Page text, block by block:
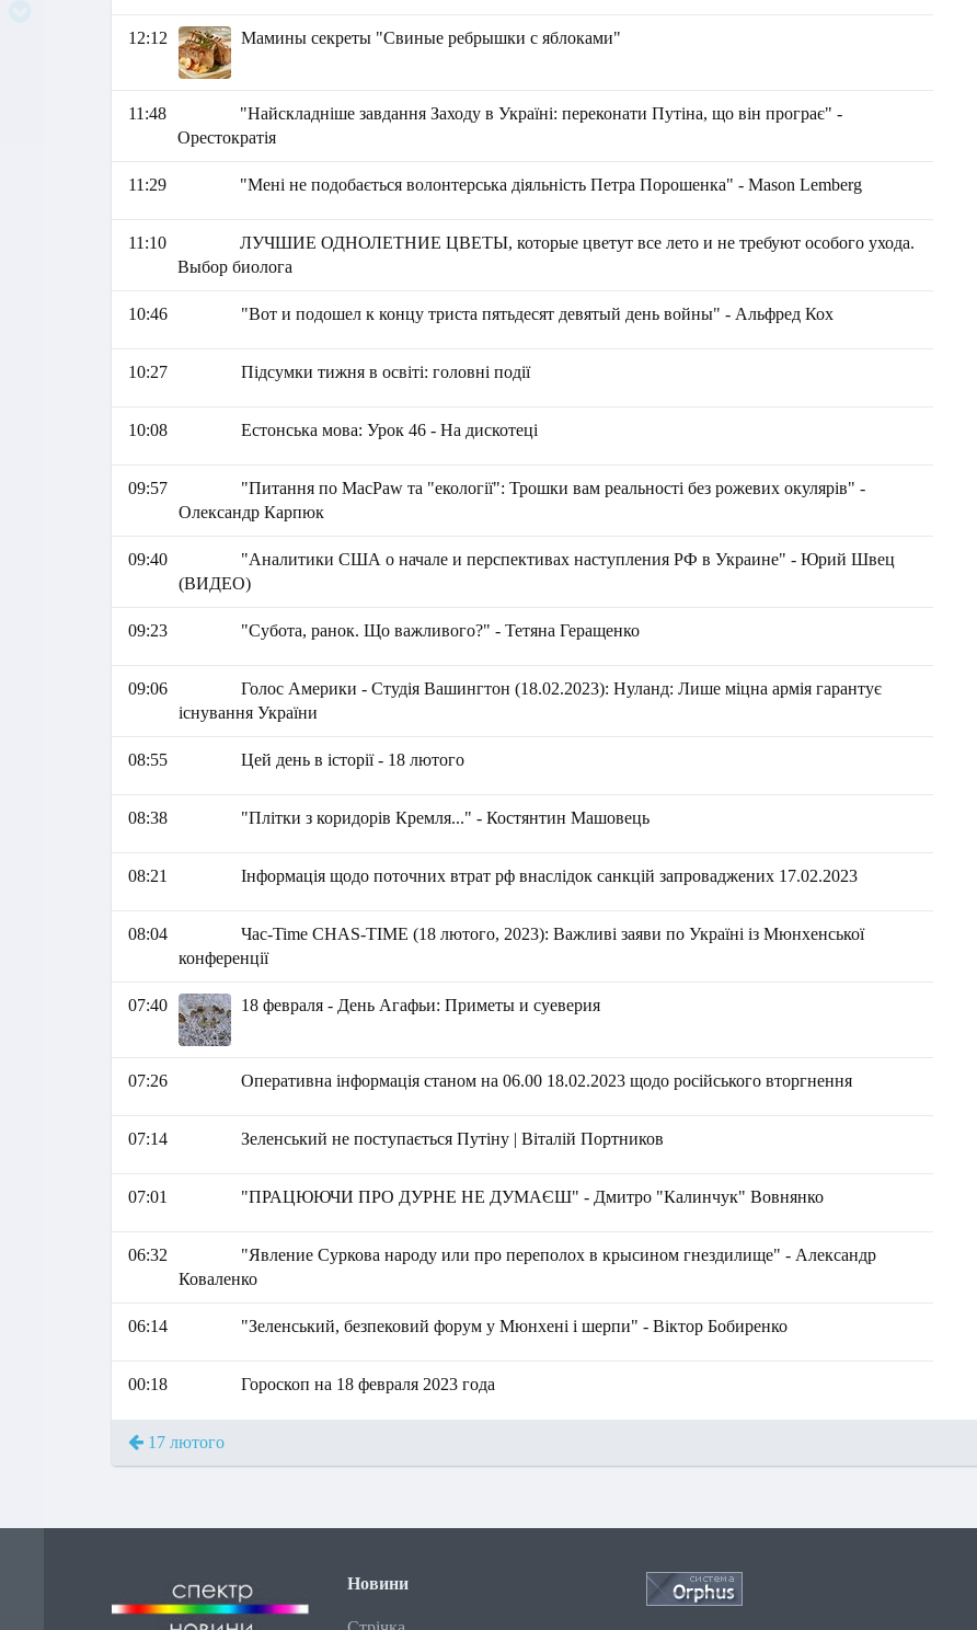
12:12 Мамины секреты "Свиные ребрышки с яблоками"
11:48
"Найскладніше завдання Заходу в Україні: переконати Путіна, що він програє" -
Орестократія
11:29 "Мені не подобається волонтерська діяльність Петра Порошенка" - Mason Lemberg
11:10
ЛУЧШИЕ ОДНОЛЕТНИЕ ЦВЕТЫ, которые цветут все лето и не требуют особого ухода.
Выбор биолога
10:46 "Вот и подошел к концу триста пятьдесят девятый день войны" - Альфред Кох
10:27 Підсумки тижня в освіті: головні події
10:08 Естонська мова: Урок 46 - На дискотеці
09:57
"Питання по MacPaw та "екології": Трошки вам реальності без рожевих окулярів" -
Олександр Карпюк
09:40
"Аналитики США о начале и перспективах наступления РФ в Украине" - Юрий Швец
(ВИДЕО)
09:23 "Субота, ранок. Що важливого?" - Тетяна Геращенко
09:06
Голос Америки - Студія Вашингтон (18.02.2023): Нуланд: Лише міцна армія гарантує
існування України
08:55 Цей день в історії - 18 лютого
08:38 "Плітки з коридорів Кремля..." - Костянтин Машовець
08:21 Інформація щодо поточних втрат рф внаслідок санкцій запроваджених 17.02.2023
08:04
Час-Time CHAS-TIME (18 лютого, 2023): Важливі заяви по Україні із Мюнхенської
конференції
07:40 18 февраля - День Агафьи: Приметы и суеверия
07:26 Оперативна інформація станом на 06.00 18.02.2023 щодо російського вторгнення
07:14 Зеленський не поступається Путіну | Віталій Портников
07:01 "ПРАЦЮЮЧИ ПРО ДУРНЕ НЕ ДУМАЄШ" - Дмитро "Калинчук" Вовнянко
06:32
"Явление Суркова народу или про переполох в крысином гнездилище" - Александр
Коваленко
06:14 "Зеленський, безпековий форум у Мюнхені і шерпи" - Віктор Бобиренко
00:18 Гороскоп на 18 февраля 2023 года
17 лютого
Новини